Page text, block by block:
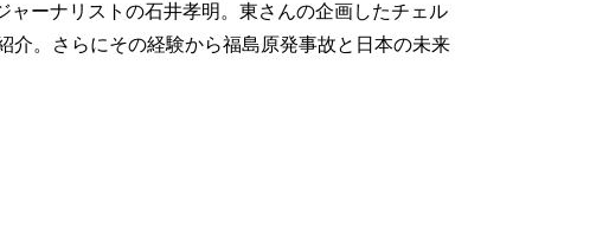
ャーナリストの石井孝明。東さんの企画したチェル
介。さらにその経験から福島原発事故と日本の未来